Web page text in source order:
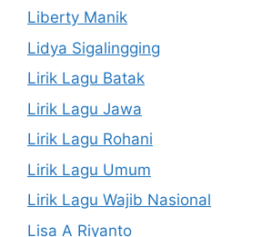
Liberty Manik
Lidya Sigalingging
Lirik Lagu Batak
Lirik Lagu Jawa
Lirik Lagu Rohani
Lirik Lagu Umum
Lirik Lagu Wajib Nasional
Lisa A Riyanto